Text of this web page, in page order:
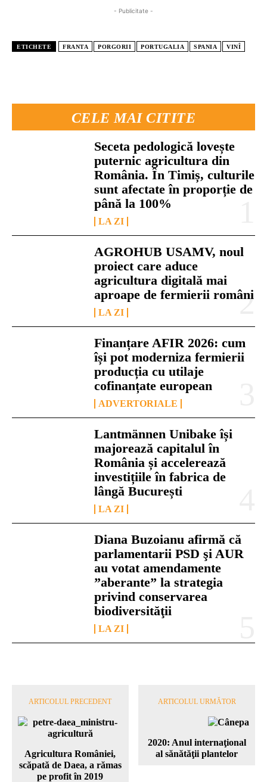
CELE MAI CITITE
Seceta pedologică lovește
puternic agricultura din
România. În Timiș, culturile
sunt afectate în proporție de
până la 100%
LA ZI
AGROHUB USAMV, noul
proiect care aduce
agricultura digitală mai
aproape de fermierii români
LA ZI
Finanțare AFIR 2026: cum
își pot moderniza fermierii
producția cu utilaje
cofinanțate european
ADVERTORIALE
Lantmännen Unibake își
majorează capitalul în
România și accelerează
investițiile în fabrica de
lângă București
LA ZI
Diana Buzoianu afirmă că
parlamentarii PSD şi AUR
au votat amendamente
”aberante” la strategia
privind conservarea
biodiversităţii
LA ZI
- Publicitate -
ETICHETE FRANTA PORGORII PORTUGALIA SPANIA VINÎ
ARTICOLUL PRECEDENT
Agricultura României,
scăpată de Daea, a rămas
pe profit în 2019
ARTICOLUL URMĂTOR
2020: Anul internaţional
al sănătăţii plantelor